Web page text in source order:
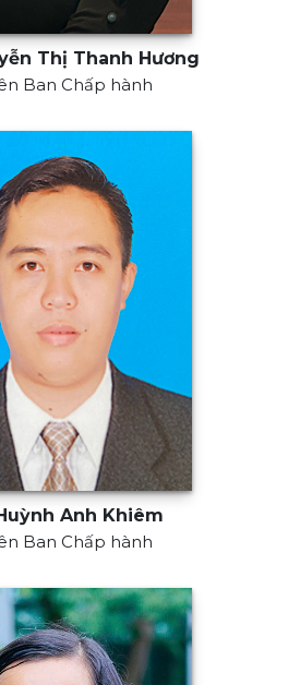
Thị Thanh Hương
Ban Chấp hành
Anh Khiêm
Ban Chấp hành